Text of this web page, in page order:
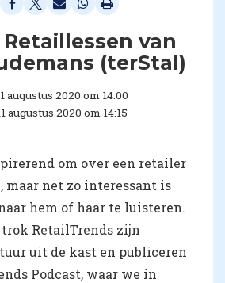
van
(terStal)
augustus 2020 om 14:00
augustus 2020 om 14:15
om over een retailer
maar net zo interessant is
hem of haar te luisteren.
trok RetailTrends zijn
uit de kast en publiceren
Podcast, waar we in